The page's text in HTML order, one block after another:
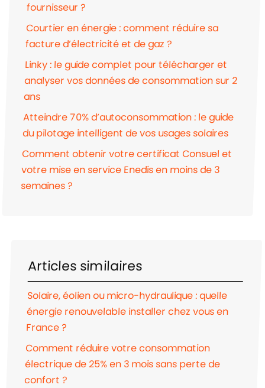
fournisseur ?
Courtier en énergie : comment réduire sa
facture d’électricité et de gaz ?
Linky : le guide complet pour télécharger et
analyser vos données de consommation sur 2
ans
Atteindre 70% d’autoconsommation : le guide
du pilotage intelligent de vos usages solaires
Comment obtenir votre certificat Consuel et
votre mise en service Enedis en moins de 3
semaines ?
Articles similaires
Solaire, éolien ou micro-hydraulique : quelle
énergie renouvelable installer chez vous en
France ?
Comment réduire votre consommation
électrique de 25% en 3 mois sans perte de
confort ?